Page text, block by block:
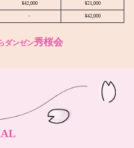
¥42,000 ¥21,000
- ¥42,000
ダンゼン秀桜会